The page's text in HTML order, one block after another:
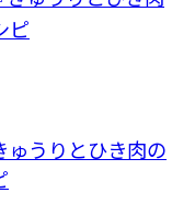
うりとひき肉の